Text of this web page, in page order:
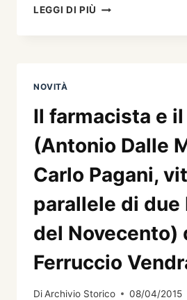
LEGGI DI PIÙ INDICI
NOVITÀ
Il farmacista e
(Antonio Dalle
Carlo Pagani,
parallele di due
del Novecento)
Ferruccio
DiArchivio Storico 08/04/2015